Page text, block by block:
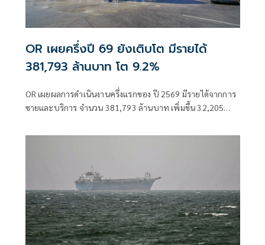
OR เผยครึ่งปี 69 ยังเติบโต มีรายได้
381,793 ล้านบาท โต 9.2%
OR เผยผลการดำเนินงานครึ่งแรกของ ปี 2569 มีรายได้จากการ
ขายและบริการ จำนวน 381,793 ล้านบาท เพิ่มขึ้น 32,205
หน้า ย้ำเติบโตในทุกกลุ่มธุรกิจ และยังคงเดินหน้าขยายธุรกิจ EV